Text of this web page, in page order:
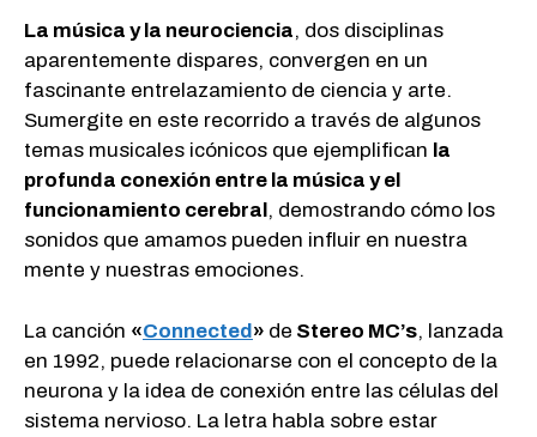
La música y la neurociencia, dos disciplinas
aparentemente dispares, convergen en un
fascinante entrelazamiento de ciencia y arte.
Sumergite en este recorrido a través de algunos
temas musicales icónicos que ejemplifican la
profunda conexión entre la música y el
funcionamiento cerebral , demostrando cómo los
sonidos que amamos pueden influir en nuestra
mente y nuestras emociones.
La canción «Connected» de Stereo MC’s, lanzada
en 1992, puede relacionarse con el concepto de la
neurona y la idea de conexión entre las células del
sistema nervioso. La letra habla sobre estar